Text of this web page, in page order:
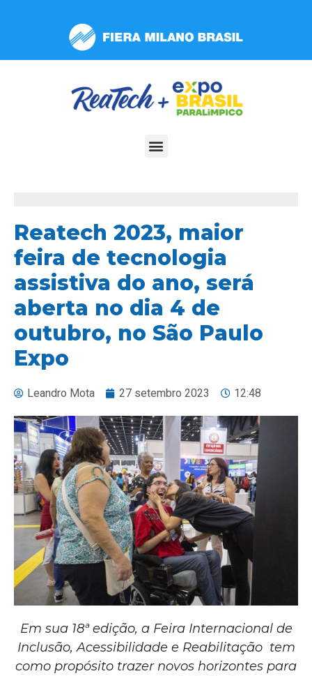
inclui
Reatech 2023, maior
feira de tecnologia
assistiva do ano, será
aberta no dia 4 de
outubro, no São Paulo
Expo
Leandro Mota 27 setembro 2023 12:48
Em sua 18ª edição, a Feira Internacional de
Inclusão, Acessibilidade e Reabilitação tem
como propósito trazer novos horizontes para